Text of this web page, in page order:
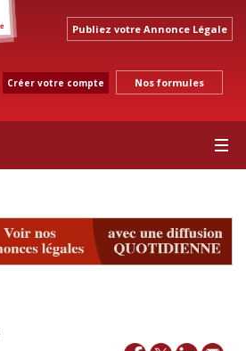
Publiez votre Annonce Légale
Créer votre compte Nos formules